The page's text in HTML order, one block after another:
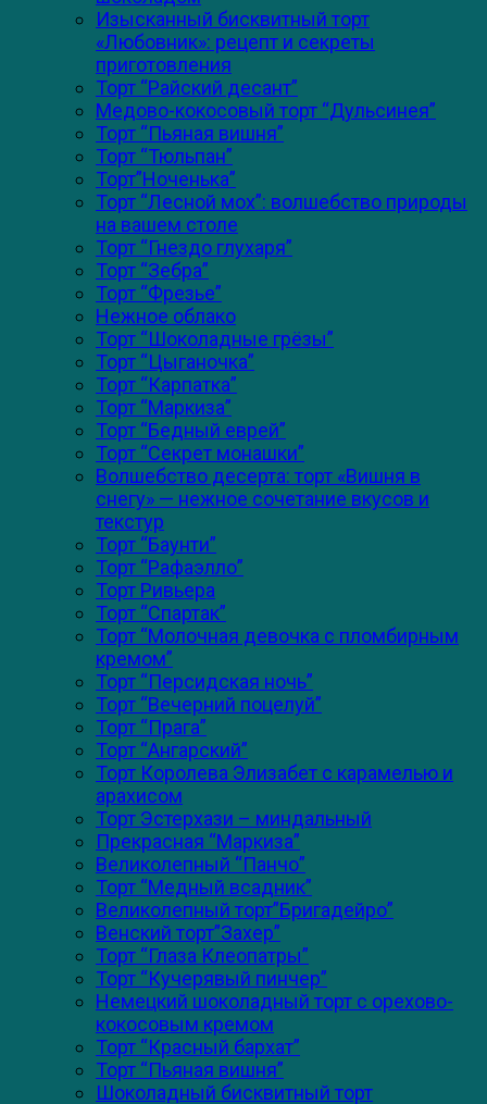
Изысканный бисквитный торт
«Любовник»: рецепт и секреты
приготовления
Торт “Райский десант”
Медово-кокосовый торт “Дульсинея”
Торт “Пьяная вишня”
Торт “Тюльпан”
Торт”Ноченька”
Торт “Лесной мох”: волшебство природы
на вашем столе
Торт “Гнездо глухаря”
Торт “Зебра”
Торт “Фрезье”
Нежное облако
Торт “Шоколадные грёзы”
Торт “Цыганочка”
Торт “Карпатка”
Торт “Маркиза”
Торт “Бедный еврей”
Торт “Секрет монашки”
Волшебство десерта: торт «Вишня в
снегу» — нежное сочетание вкусов и
текстур
Торт “Баунти”
Торт “Рафаэлло”
Торт Ривьера
Торт “Спартак”
Торт “Молочная девочка с пломбирным
кремом”
Торт “Персидская ночь”
Торт “Вечерний поцелуй”
Торт “Прага”
Торт “Ангарский”
Торт Королева Элизабет с карамелью и
арахисом
Торт Эстерхази – миндальный
Прекрасная “Маркиза”
Великолепный “Панчо”
Торт “Медный всадник”
Великолепный торт”Бригадейро”
Венский торт”Захер”
Торт “Глаза Клеопатры”
Торт “Кучерявый пинчер”
Немецкий шоколадный торт с орехово-
кокосовым кремом
Торт “Красный бархат”
Торт “Пьяная вишня”
Шоколадный бисквитный торт